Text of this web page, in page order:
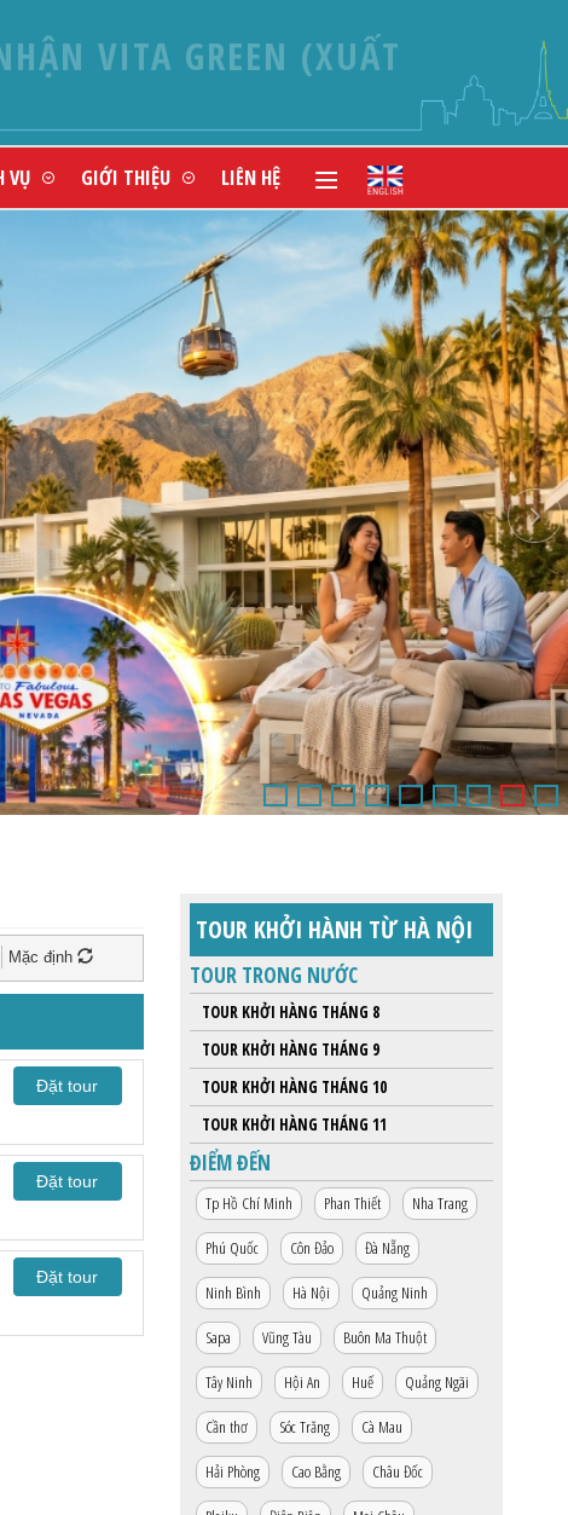
CAO CẤP ĐỘC LẠ
VỤ GIỚI THIỆU LIÊN HỆ
Mặc định
Đặt tour
Đặt tour
Đặt tour
TOUR KHỞI HÀNH TỪ HÀ NỘI
TOUR TRONG NƯỚC
TOUR KHỞI HÀNG THÁNG 8
TOUR KHỞI HÀNG THÁNG 9
TOUR KHỞI HÀNG THÁNG 10
TOUR KHỞI HÀNG THÁNG 11
ĐIỂM ĐẾN
Tp Hồ Chí Minh Phan Thiết Nha Trang
Phú Quốc Côn Đảo Đà Nẵng
Ninh Bình Hà Nội Quảng Ninh
Sapa Vũng Tàu Buôn Ma Thuột
Tây Ninh Hội An Huế Quảng Ngãi
Cần thơ Sóc Trăng Cà Mau
Hải Phòng Cao Bằng Châu Đốc